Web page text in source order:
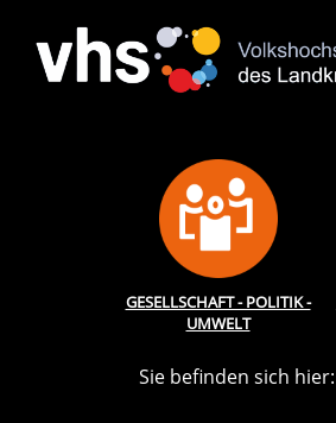
GESELLSCHAFT - POLITIK -
UMWELT
Sie befinden sich hier: